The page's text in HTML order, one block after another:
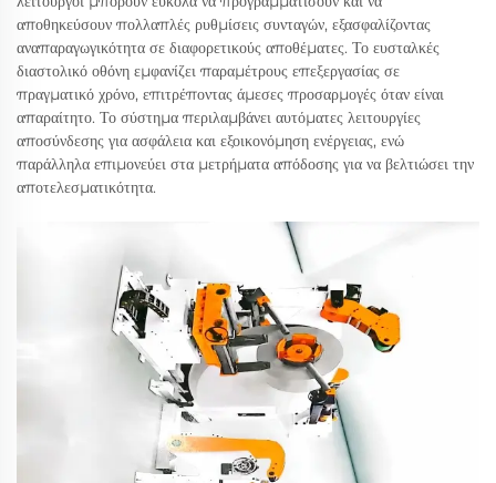
αποθηκεύσουν πολλαπλές ρυθμίσεις συνταγών, εξασφαλίζοντας
αναπαραγωγικότητα σε διαφορετικούς αποθέματες. Το ευσταλκές
διαστολικό οθόνη εμφανίζει παραμέτρους επεξεργασίας σε
πραγματικό χρόνο, επιτρέποντας άμεσες προσαρμογές όταν είναι
απαραίτητο. Το σύστημα περιλαμβάνει αυτόματες λειτουργίες
αποσύνδεσης για ασφάλεια και εξοικονόμηση ενέργειας, ενώ
παράλληλα επιμονεύει στα μετρήματα απόδοσης για να βελτιώσει την
αποτελεσματικότητα.